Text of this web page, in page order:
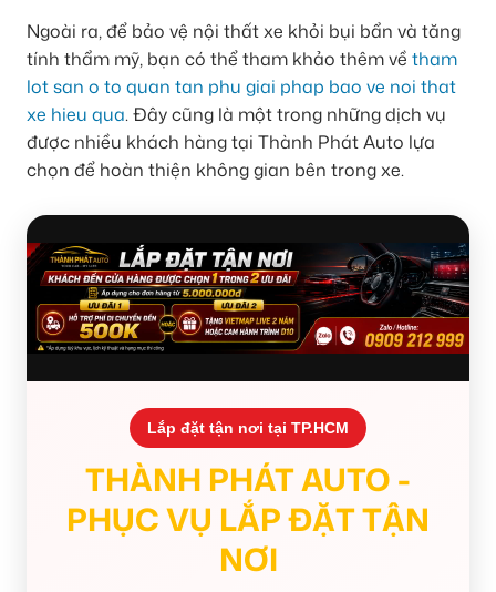
Ngoài ra, để bảo vệ nội thất xe khỏi bụi bẩn và tăng
tính thẩm mỹ, bạn có thể tham khảo thêm về tham
lot san o to quan tan phu giai phap bao ve noi that
xe hieu qua. Đây cũng là một trong những dịch vụ
được nhiều khách hàng tại Thành Phát Auto lựa
chọn để hoàn thiện không gian bên trong xe.
Lắp đặt tận nơi tại TP.HCM
THÀNH PHÁT AUTO -
PHỤC VỤ LẮP ĐẶT TẬN
NƠI